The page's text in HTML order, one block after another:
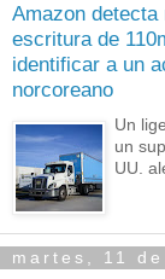
Amazon
escritura de
identificar a un
norcoreano
Un
un
UU.
martes, 11